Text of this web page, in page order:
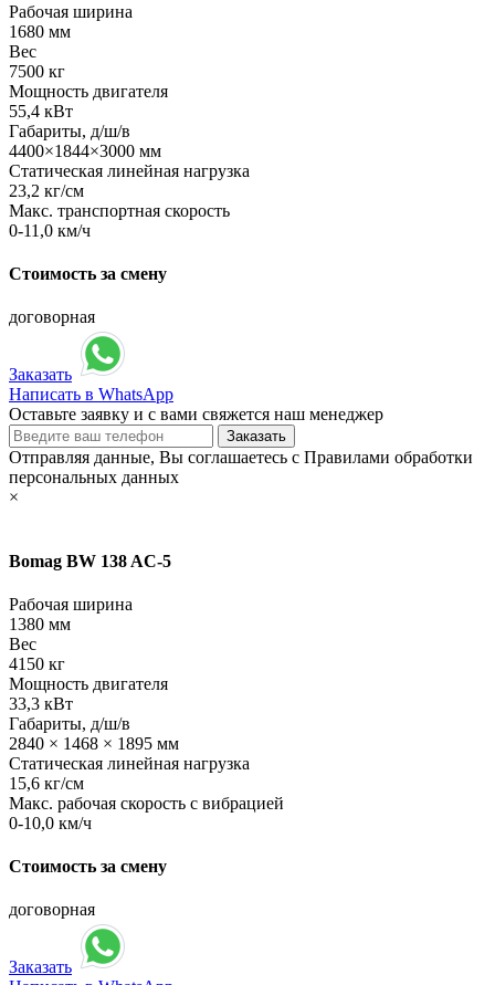
Рабочая ширина
1680 мм
Вес
7500 кг
Мощность двигателя
55,4 кВт
Габариты, д/ш/в
4400×1844×3000 мм
Статическая линейная нагрузка
23,2 кг/см
Макс. транспортная скорость
0-11,0 км/ч
Стоимость за смену
договорная
Заказать
Написать в WhatsApp
Оставьте заявку и с вами свяжется наш менеджер
Отправляя данные, Вы соглашаетесь с Правилами обработки
персональных данных
×
Bomag BW 138 AC-5
Рабочая ширина
1380 мм
Вес
4150 кг
Мощность двигателя
33,3 кВт
Габариты, д/ш/в
2840 × 1468 × 1895 мм
Статическая линейная нагрузка
15,6 кг/см
Макс. рабочая скорость с вибрацией
0-10,0 км/ч
Стоимость за смену
договорная
Заказать